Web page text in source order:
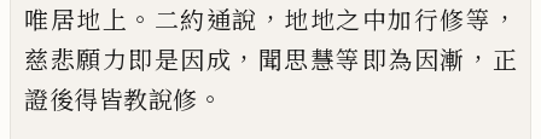
唯居地上 。 二約通說 ， 地地之中加行修等 ，
慈悲願力即是因成 ， 聞思慧等即為因漸 ， 正
證後得皆教說修 。